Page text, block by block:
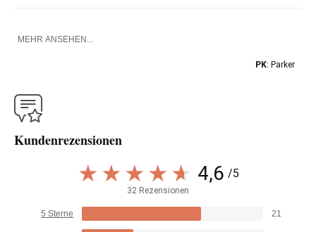
MEHR ANSEHEN...
PK: Parker
Kundenrezensionen
4,6 /5
32 Rezensionen
5 Sterne 21